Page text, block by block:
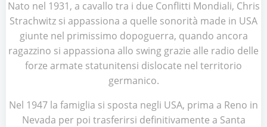
Nato nel 1931, a cavallo tra i due Conflitti Mondiali, Chris
Strachwitz si appassiona a quelle sonorità made in USA
giunte nel primissimo dopoguerra, quando ancora
ragazzino si appassiona allo swing grazie alle radio delle
forze armate statunitensi dislocate nel territorio
germanico.
Nel 1947 la famiglia si sposta negli USA, prima a Reno in
Nevada per poi trasferirsi definitivamente a Santa